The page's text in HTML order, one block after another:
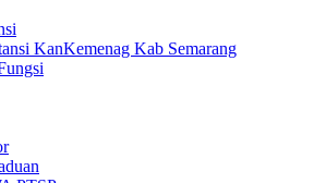
KanKemenag Kab Semarang